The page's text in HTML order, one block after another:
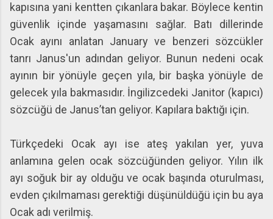
kapısına yani kentten çıkanlara bakar. Böylece kentin
güvenlik içinde yaşamasını sağlar. Batı dillerinde
Ocak ayını anlatan January ve benzeri sözcükler
tanrı Janus'un adından geliyor. Bunun nedeni ocak
ayının bir yönüyle geçen yıla, bir başka yönüyle de
gelecek yıla bakmasıdır. İngilizcedeki Janitor (kapıcı)
sözcüğü de Janus’tan geliyor. Kapılara baktığı için.
Türkçedeki Ocak ayı ise ateş yakılan yer, yuva
anlamına gelen ocak sözcüğünden geliyor. Yılın ilk
ayı soğuk bir ay olduğu ve ocak başında oturulması,
evden çıkılmaması gerektiği düşünüldüğü için bu aya
Ocak adı verilmiş.